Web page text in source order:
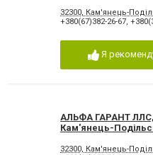
32300, Кам'янець-
+380(67)382-26-67,
Я
АЛЬФА ГАРАНТ
Кам'янець-
32300, Кам'янець-